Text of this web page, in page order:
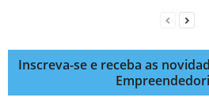
Inscreva-se e receba as